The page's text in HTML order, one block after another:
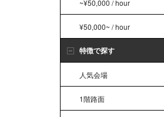
~¥50,000 / hour
¥50,000~ / hour
特徴で探す
人気会場
1階路面